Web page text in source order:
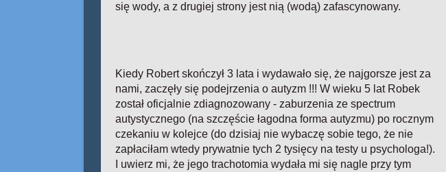
się wody, a z drugiej strony jest nią (wodą) zafascynowany.
Kiedy Robert skończył 3 lata i wydawało się, że najgorsze jest za
nami, zaczęły się podejrzenia o autyzm !!! W wieku 5 lat Robek
został oficjalnie zdiagnozowany - zaburzenia ze spectrum
autystycznego (na szczęście łagodna forma autyzmu) po rocznym
czekaniu w kolejce (do dzisiaj nie wybaczę sobie tego, że nie
zapłaciłam wtedy prywatnie tych 2 tysięcy na testy u psychologa!).
I uwierz mi, że jego trachotomia wydała mi się nagle przy tym